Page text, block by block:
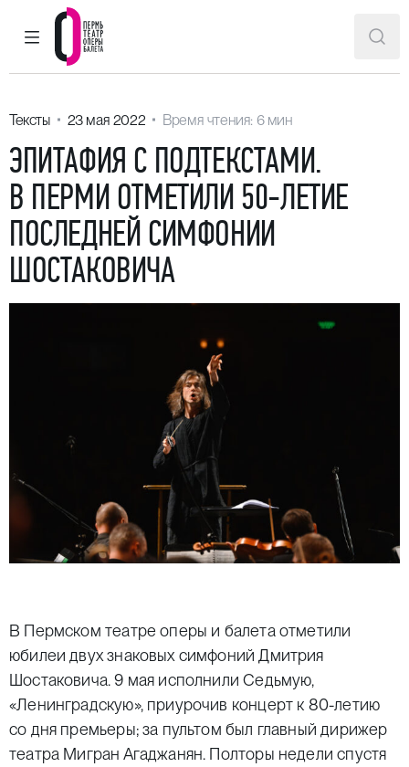
ГЛАВНОЕ МЕНЮ
Пермский театр оперы и балета
Тексты 23 мая 2022 Время чтения: 6 мин
ЭПИТАФИЯ С ПОДТЕКСТАМИ.
В ПЕРМИ ОТМЕТИЛИ 50-ЛЕТИЕ
ПОСЛЕДНЕЙ СИМФОНИИ
ШОСТАКОВИЧА
В Пермском театре оперы и балета отметили
юбилеи двух знаковых симфоний Дмитрия
Шостаковича. 9 мая исполнили Седьмую,
«Ленинградскую», приурочив концерт к 80-летию
со дня премьеры; за пультом был главный дирижер
театра Мигран Агаджанян. Полторы недели спустя